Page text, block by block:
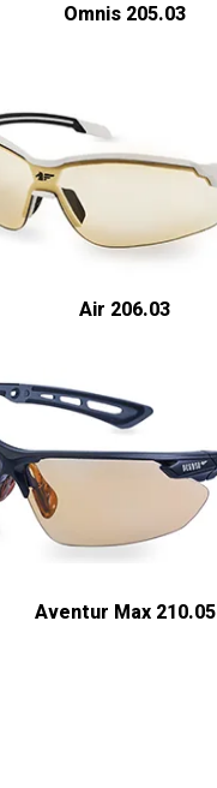
Omnis 205.03
Air 206.03
Aventur Max 210.05